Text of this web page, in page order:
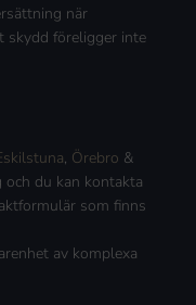
när
skydd föreligger inte
, Örebro &
du kan kontakta
som finns
av komplexa